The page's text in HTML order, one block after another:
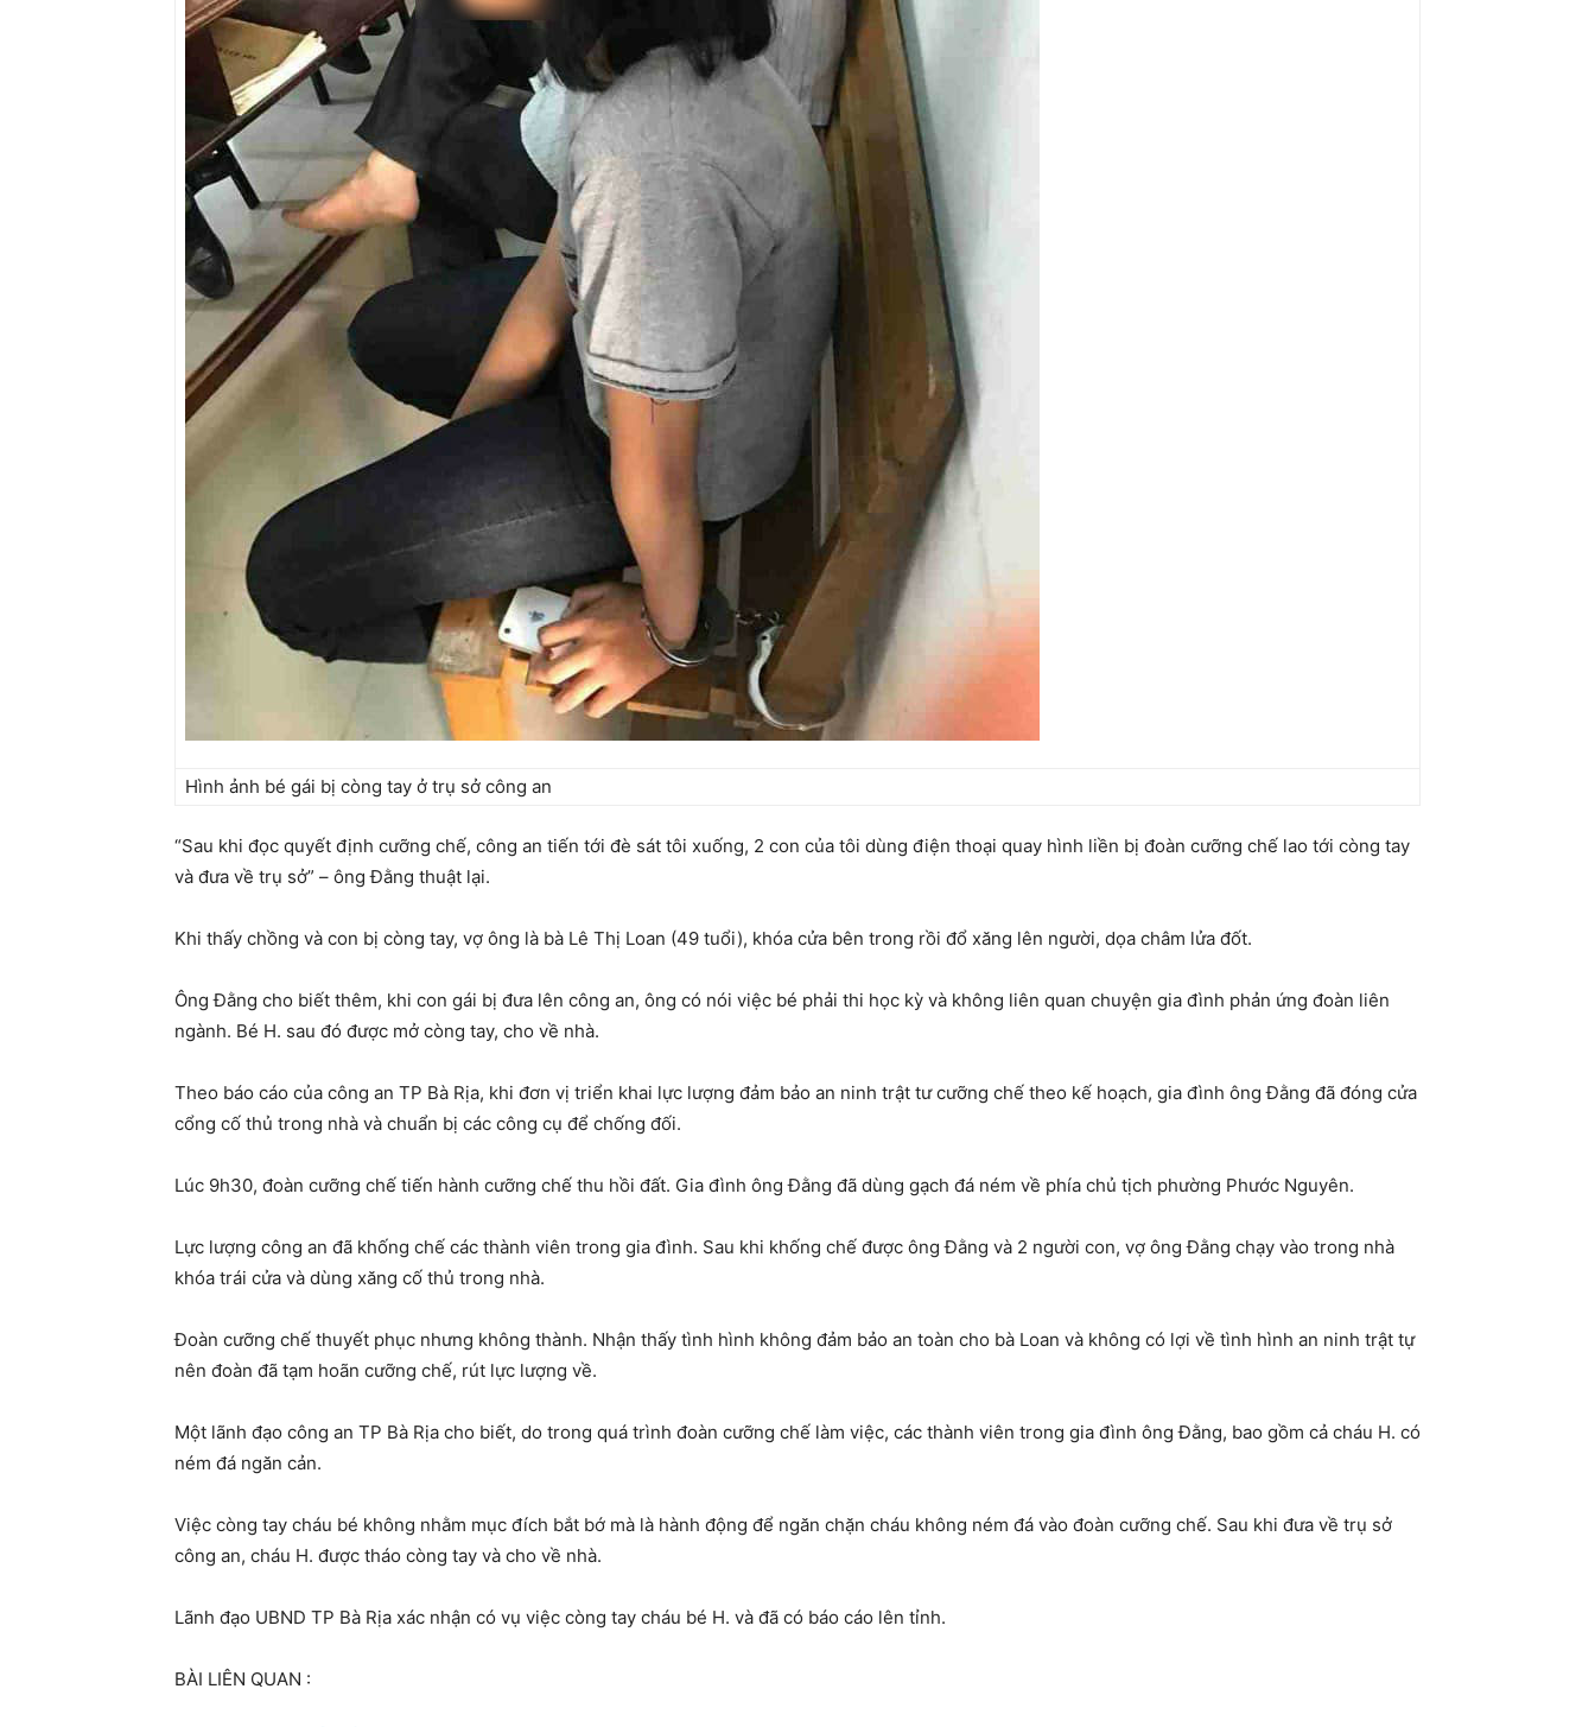
Hình ảnh bé gái bị còng tay ở trụ sở công an
“Sau khi đọc quyết định cưỡng chế, công an tiến tới đè sát tôi xuống, 2 con của tôi dùng điện thoại quay hình liền bị đoàn cưỡng chế lao tới còng tay
và đưa về trụ sở” – ông Đằng thuật lại.
Khi thấy chồng và con bị còng tay, vợ ông là bà Lê Thị Loan (49 tuổi), khóa cửa bên trong rồi đổ xăng lên người, dọa châm lửa đốt.
Ông Đằng cho biết thêm, khi con gái bị đưa lên công an, ông có nói việc bé phải thi học kỳ và không liên quan chuyện gia đình phản ứng đoàn liên
ngành. Bé H. sau đó được mở còng tay, cho về nhà.
Theo báo cáo của công an TP Bà Rịa, khi đơn vị triển khai lực lượng đảm bảo an ninh trật tư cưỡng chế theo kế hoạch, gia đình ông Đằng đã đóng cửa
cổng cố thủ trong nhà và chuẩn bị các công cụ để chống đối.
Lúc 9h30, đoàn cưỡng chế tiến hành cưỡng chế thu hồi đất. Gia đình ông Đằng đã dùng gạch đá ném về phía chủ tịch phường Phước Nguyên.
Lực lượng công an đã khống chế các thành viên trong gia đình. Sau khi khống chế được ông Đằng và 2 người con, vợ ông Đằng chạy vào trong nhà
khóa trái cửa và dùng xăng cố thủ trong nhà.
Đoàn cưỡng chế thuyết phục nhưng không thành. Nhận thấy tình hình không đảm bảo an toàn cho bà Loan và không có lợi về tình hình an ninh trật tự
nên đoàn đã tạm hoãn cưỡng chế, rút lực lượng về.
Một lãnh đạo công an TP Bà Rịa cho biết, do trong quá trình đoàn cưỡng chế làm việc, các thành viên trong gia đình ông Đằng, bao gồm cả cháu H. có
ném đá ngăn cản.
Việc còng tay cháu bé không nhằm mục đích bắt bớ mà là hành động để ngăn chặn cháu không ném đá vào đoàn cưỡng chế. Sau khi đưa về trụ sở
công an, cháu H. được tháo còng tay và cho về nhà.
Lãnh đạo UBND TP Bà Rịa xác nhận có vụ việc còng tay cháu bé H. và đã có báo cáo lên tỉnh.
BÀI LIÊN QUAN :